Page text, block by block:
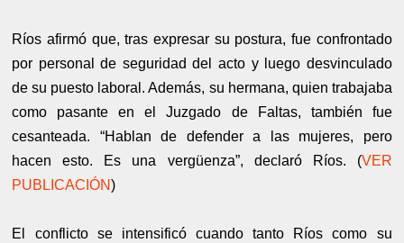
Ríos afirmó que, tras expresar su postura, fue confrontado
por personal de seguridad del acto y luego desvinculado
de su puesto laboral. Además, su hermana, quien trabajaba
como pasante en el Juzgado de Faltas, también fue
cesanteada. “Hablan de defender a las mujeres, pero
hacen esto. Es una vergüenza”, declaró Ríos. (VER
PUBLICACIÓN )
El conflicto se intensificó cuando tanto Ríos como su